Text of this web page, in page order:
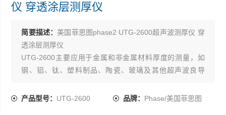
仪 穿透涂层测厚仪
简要描述：美国菲思图phase2 UTG-2600超声波测厚仪 穿
透涂层测厚仪
UTG-2600主要应用于金属和非金属材料厚度的测量，如
钢、铝、钛、塑料制品、陶瓷、玻璃及其他超声波良导
件下，经过简单校准，UTG-2600便可精确的以公制或英制
产品型号： UTG-2600 品牌： Phase/美国菲思图